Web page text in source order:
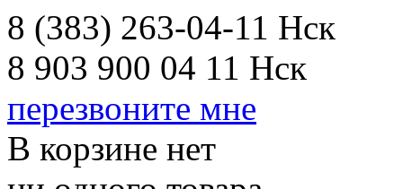
8 (383) 263-04-11 Нск
8 903 900 04 11 Нск
перезвоните мне
В корзине нет